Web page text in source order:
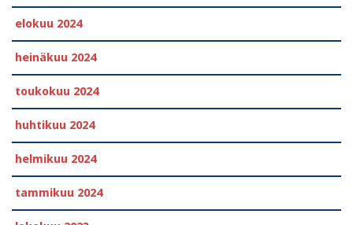
elokuu 2024
heinäkuu 2024
toukokuu 2024
huhtikuu 2024
helmikuu 2024
tammikuu 2024